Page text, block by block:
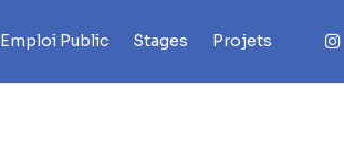
Emploi Public Stages Projets